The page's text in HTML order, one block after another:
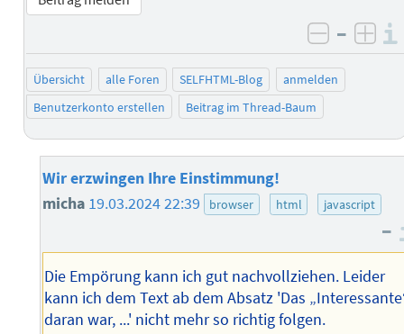
negativ
–
Übersicht alle Foren SELFHTML-Blog
anmelden
Benutzerkonto erstellen
Beitrag im Thread-Baum
Wir erzwingen Ihre Einstimmung!
micha 19.03.2024 22:39 browser html javascript
–
Die Empörung kann ich gut nachvollziehen. Leider
kann ich dem Text ab dem Absatz 'Das
daran war, ...' nicht mehr so richtig folgen.